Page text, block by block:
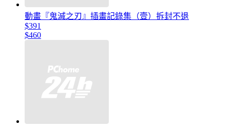
動畫『鬼滅之刃』插畫記錄集（壹）拆封不退
$391
$460